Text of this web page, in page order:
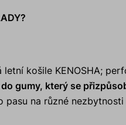
košile KENOSHA;
gumy, který se
na různé